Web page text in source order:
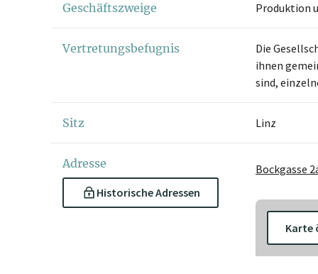
Geschäftszweige Produktion
Vertretungsbefugnis
Die
ihnen
sind,
Sitz Linz
Adresse
Historische Adressen
Bockgasse
Karte